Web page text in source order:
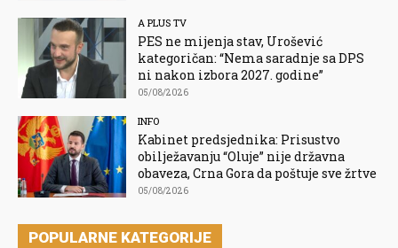
A PLUS TV
PES ne mijenja stav, Urošević
kategoričan: “Nema saradnje sa DPS
ni nakon izbora 2027. godine”
05/08/2026
INFO
Kabinet predsjednika: Prisustvo
obilježavanju “Oluje” nije državna
obaveza, Crna Gora da poštuje sve žrtve
05/08/2026
POPULARNE KATEGORIJE